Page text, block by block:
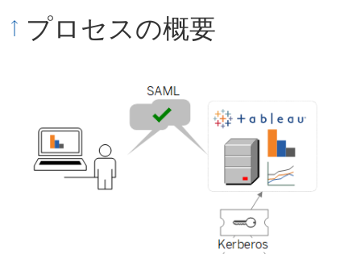
プロセスの概要